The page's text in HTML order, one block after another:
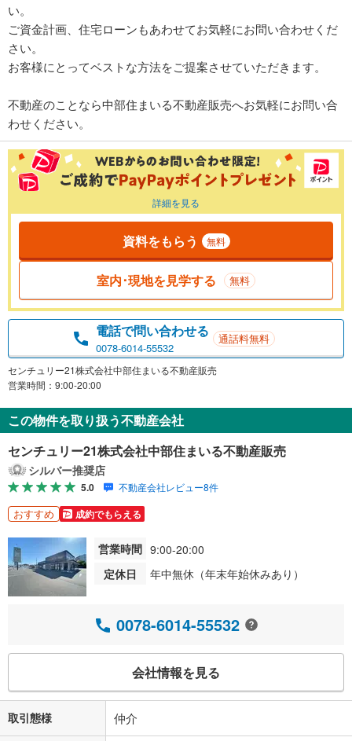
い。
ご資金計画、住宅ローンもあわせてお気軽にお問い合わせくだ
さい。
お客様にとってベストな方法をご提案させていただきます。
不動産のことなら中部住まいる不動産販売へお気軽にお問い合
わせください。
詳細を見る
資料をもらう 無料
室内･現地を見学する 無料
電話で問い合わせる
0078-6014-55532
通話料無料
センチュリー21株式会社中部住まいる不動産販売
営業時間：9:00-20:00
この物件を取り扱う不動産会社
センチュリー21株式会社中部住まいる不動産販売
シルバー推奨店
5.0 不動産会社レビュー8件
おすすめ 成約でもらえる
営業時間 9:00-20:00
定休日
年中無休（年末年始休みあり）
0078-6014-55532
会社情報を見る
取引態様 仲介